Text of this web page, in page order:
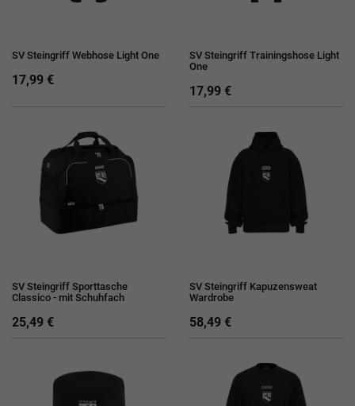
SV Steingriff Webhose Light One
17,99 €
SV Steingriff Trainingshose Light
One
17,99 €
SV Steingriff Sporttasche
Classico - mit Schuhfach
25,49 €
SV Steingriff Kapuzensweat
Wardrobe
58,49 €